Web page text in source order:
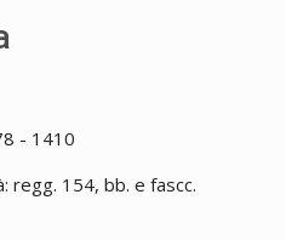
- 1410
regg. 154, bb. e fascc.